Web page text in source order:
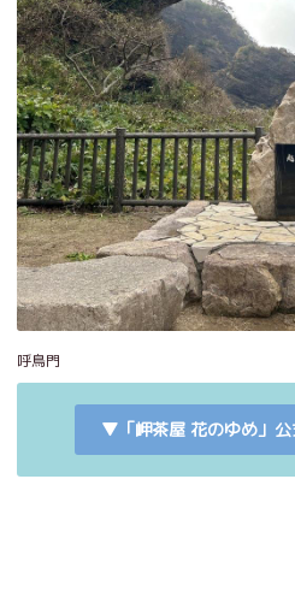
呼鳥門
▼「岬茶屋 花のゆめ」